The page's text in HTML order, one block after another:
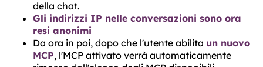
della chat.
Gli indirizzi IP nelle conversazioni sono ora
resi anonimi
Da ora in poi, dopo che l'utente abilita un nuovo
MCP, l'MCP attivato verrà automaticamente